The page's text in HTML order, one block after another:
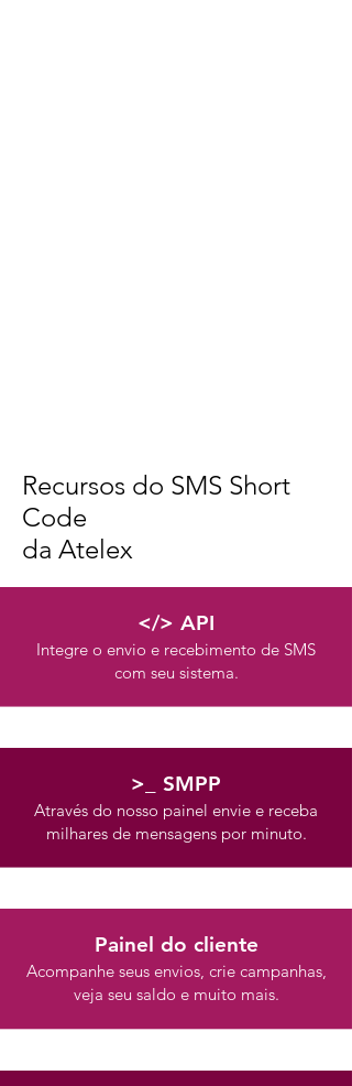
Recursos do SMS Short
Code
da Atelex
</> API
Integre o envio e recebimento de SMS
com seu sistema.
>_ SMPP
Através do nosso painel envie e receba
milhares de mensagens por minuto.
Painel do cliente
Acompanhe seus envios, crie campanhas,
veja seu saldo e muito mais.